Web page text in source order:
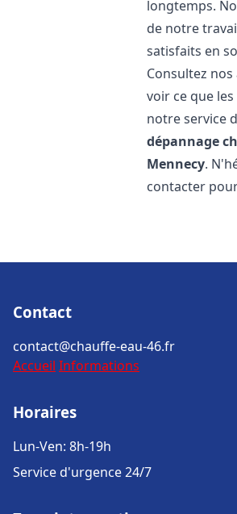
longtemps.
de notre
satisfaits en
Consultez
voir ce que
notre service
dépannage
Mennecy.
contacter
Contact
contact@chauffe-eau-46.fr
Accueil Informations
Horaires
Lun-Ven: 8h-19h
Service d'urgence 24/7